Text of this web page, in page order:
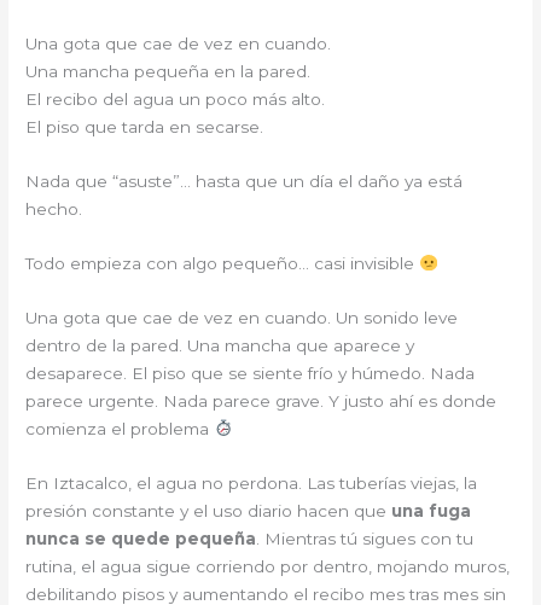
Una gota que cae de vez en cuando.
Una mancha pequeña en la pared.
El recibo del agua un poco más alto.
El piso que tarda en secarse.
Nada que “asuste”… hasta que un día el daño ya está
hecho.
Todo empieza con algo pequeño… casi invisible
Una gota que cae de vez en cuando. Un sonido leve
dentro de la pared. Una mancha que aparece y
desaparece. El piso que se siente frío y húmedo. Nada
parece urgente. Nada parece grave. Y justo ahí es donde
comienza el problema
En Iztacalco, el agua no perdona. Las tuberías viejas, la
presión constante y el uso diario hacen que una fuga
nunca se quede pequeña . Mientras tú sigues con tu
rutina, el agua sigue corriendo por dentro, mojando muros,
debilitando pisos y aumentando el recibo mes tras mes sin